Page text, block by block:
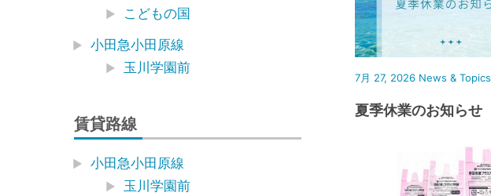
7月 27, 2026 News & Topics
夏季休業のお知らせ
こどもの国
小田急小田原線
玉川学園前
賃貸路線
小田急小田原線
玉川学園前